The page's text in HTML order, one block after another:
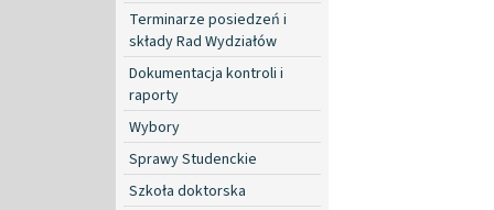
Terminarze posiedzeń i
składy Rad Wydziałów
Dokumentacja kontroli i
raporty
Wybory
Sprawy Studenckie
Szkoła doktorska